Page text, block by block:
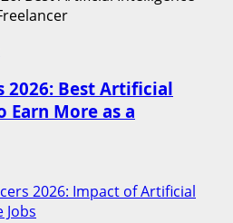
2026: Best Artificial
More as a
2026: Impact of Artificial
Jobs